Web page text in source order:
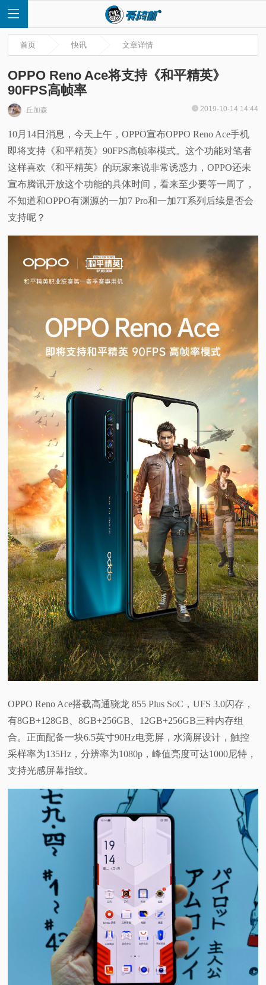
首
页
快
讯
科
题
首页 快讯 文章详情
OPPO Reno Ace将支持《和平精英》
90FPS高帧率
丘加森 2019-10-14 14:44
10月14日消息，今天上午，OPPO宣布OPPO Reno Ace手机
即将支持《和平精英》90FPS高帧率模式。这个功能对笔者
这样喜欢《和平精英》的玩家来说非常诱惑力，OPPO还未
宣布腾讯开放这个功能的具体时间，看来至少要等一周了，
不知道和OPPO有渊源的一加7 Pro和一加7T系列后续是否会
支持呢？
OPPO Reno Ace搭载高通骁龙 855 Plus SoC，UFS 3.0闪存，
有8GB+128GB、8GB+256GB、12GB+256GB三种内存组
合。正面配备一块6.5英寸90Hz电竞屏，水滴屏设计，触控
采样率为135Hz，分辨率为1080p，峰值亮度可达1000尼特，
支持光感屏幕指纹。